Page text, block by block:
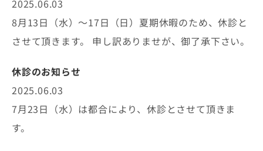
2025.06.03
8月13日（水）〜17日（日）夏期休暇のため、休診と
させて頂きます。 申し訳ありませが、御了承下さい。
休診のお知らせ
2025.06.03
7月23日（水）は都合により、休診とさせて頂きま
す。